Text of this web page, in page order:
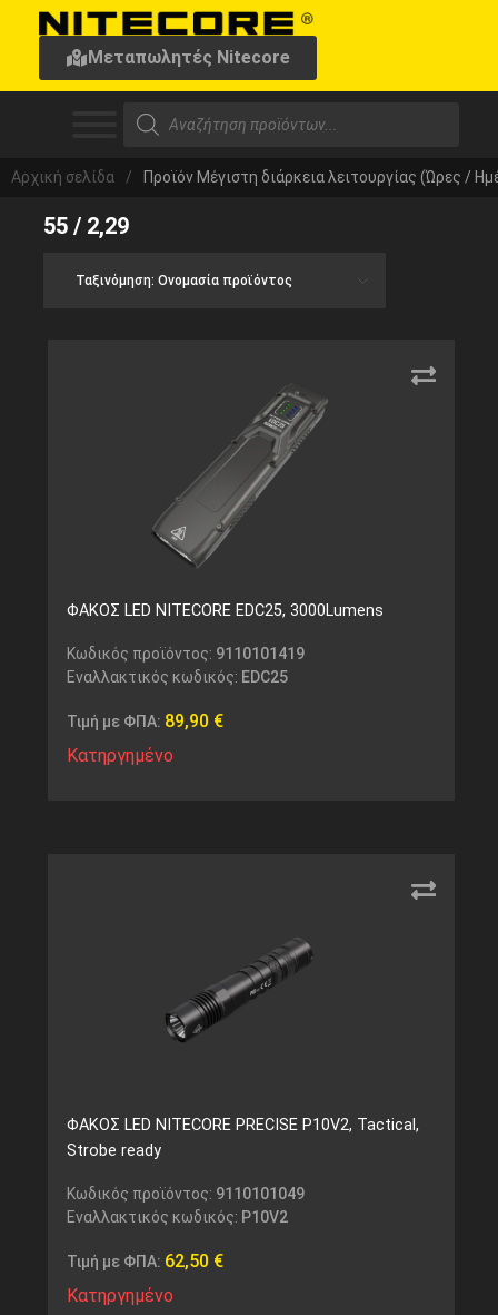
Μεταπωλητές Nitecore
Αρχική σελίδα / Προϊόν Μέγιστη διάρκεια λειτουργίας (Ώρες /
55 / 2,29
ΦΑΚΟΣ LED NITECORE EDC25, 3000Lumens
Κωδικός προϊόντος: 9110101419
Εναλλακτικός κωδικός: EDC25
Τιμή με ΦΠΑ: 89,90 €
Κατηργημένο
ΦΑΚΟΣ LED NITECORE PRECISE P10V2, Tactical,
Strobe ready
Κωδικός προϊόντος: 9110101049
Εναλλακτικός κωδικός: P10V2
Τιμή με ΦΠΑ: 62,50 €
Κατηργημένο